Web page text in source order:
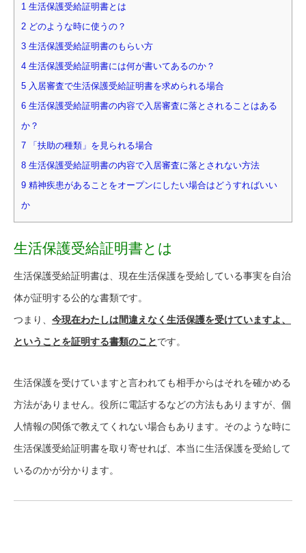
1 生活保護受給証明書とは
2 どのような時に使うの？
3 生活保護受給証明書のもらい方
4 生活保護受給証明書には何が書いてあるのか？
5 入居審査で生活保護受給証明書を求められる場合
6 生活保護受給証明書の内容で入居審査に落とされることはある
か？
7 「扶助の種類」を見られる場合
8 生活保護受給証明書の内容で入居審査に落とされない方法
9 精神疾患があることをオープンにしたい場合はどうすればいい
か
生活保護受給証明書とは
生活保護受給証明書は、現在生活保護を受給している事実を自治
体が証明する公的な書類です。
つまり、 今現在わたしは間違えなく生活保護を受けていますよ、
ということを証明する書類のことです。
生活保護を受けていますと言われても相手からはそれを確かめる
方法がありません。役所に電話するなどの方法もありますが、個
人情報の関係で教えてくれない場合もあります。そのような時に
生活保護受給証明書を取り寄せれば、本当に生活保護を受給して
いるのかが分かります。